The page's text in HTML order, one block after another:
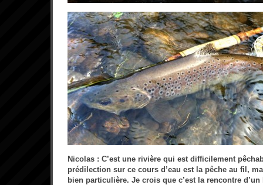
Nicolas : C’est une rivière qui est difficilement
prédilection sur ce cours d’eau est la pêche au fil,
bien particulière. Je crois que c’est la rencontre